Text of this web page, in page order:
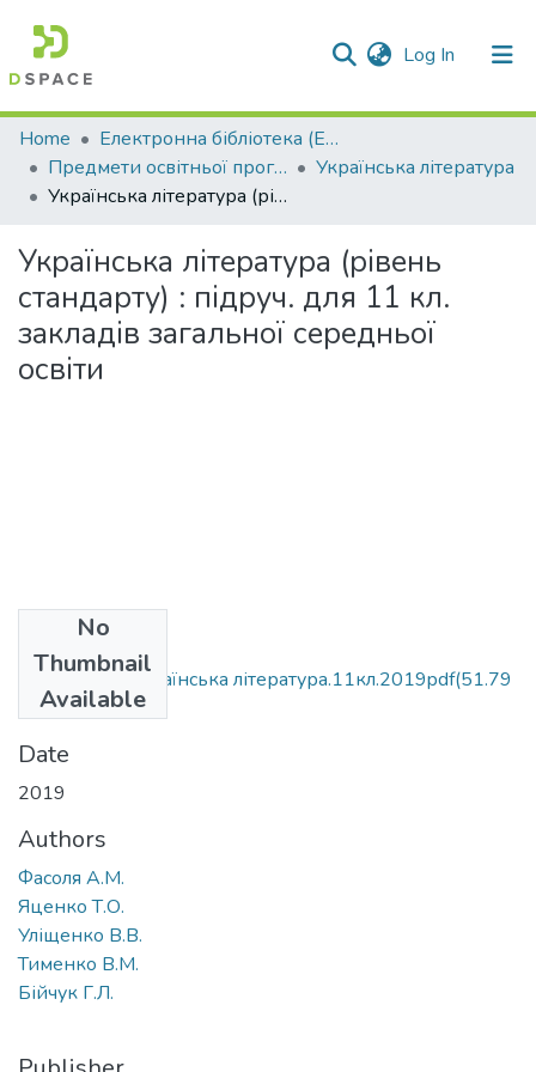
Log In (current)
Communities & Collections
All of DSpace
Home
Електронна бібліотека (E-Book)
Предмети освітньої програми профільної середньої освіти
Українська література
Українська література (рівень стандарту) : підруч. для 11 кл. закладів загальної середньої освіти
Українська література (рівень
стандарту) : підруч. для 11 кл.
закладів загальної середньої
освіти
No
Thumbnail
Available
Фасоля А. М.Українська література.11кл.2019pdf(51.79
MB)
Date
2019
Authors
Фасоля А.М.
Яценко Т.О.
Уліщенко В.В.
Тименко В.М.
Бійчук Г.Л.